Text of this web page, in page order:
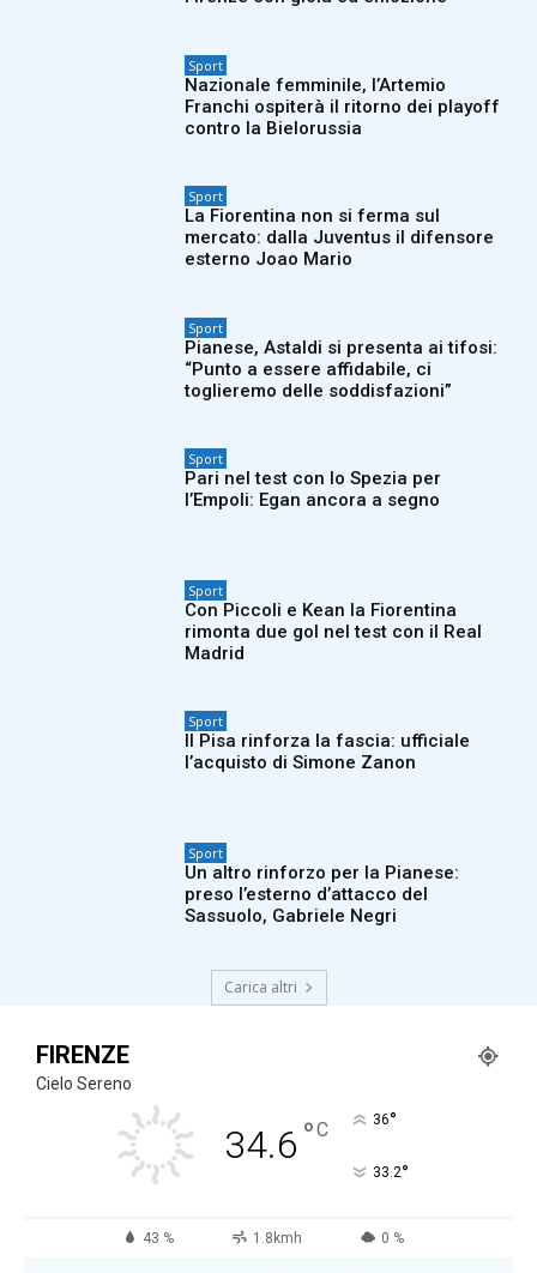
Sport
Nazionale femminile, l’Artemio
Franchi ospiterà il ritorno dei playoff
contro la Bielorussia
Sport
La Fiorentina non si ferma sul
mercato: dalla Juventus il difensore
esterno Joao Mario
Sport
Pianese, Astaldi si presenta ai tifosi:
“Punto a essere affidabile, ci
toglieremo delle soddisfazioni”
Sport
Pari nel test con lo Spezia per
l’Empoli: Egan ancora a segno
Sport
Con Piccoli e Kean la Fiorentina
rimonta due gol nel test con il Real
Madrid
Sport
Il Pisa rinforza la fascia: ufficiale
l’acquisto di Simone Zanon
Sport
Un altro rinforzo per la Pianese:
preso l’esterno d’attacco del
Sassuolo, Gabriele Negri
Carica altri
FIRENZE
Cielo Sereno
34.6 °C 36°
33.2°
43 % 1.8kmh 0 %